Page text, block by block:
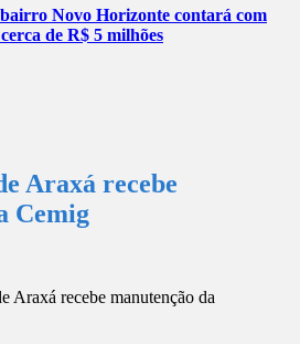
Novo Horizonte contará com
de R$ 5 milhões
Araxá recebe
Cemig